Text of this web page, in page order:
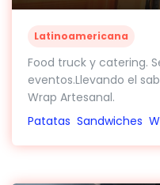
Latinoamericana
Food truck y catering.
eventos.Llevando el
Wrap Artesanal.
Patatas Sandwiches